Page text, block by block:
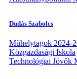
Dudás Szabolcs
Műhelytagok 2024-
Közgazdasági Iskola
Technológiai Jövők